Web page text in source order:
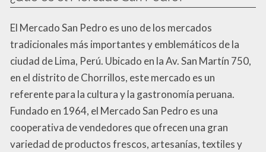
El Mercado San Pedro es uno de los mercados
tradicionales más importantes y emblemáticos de la
ciudad de Lima, Perú. Ubicado en la Av. San Martín 750,
en el distrito de Chorrillos, este mercado es un
referente para la cultura y la gastronomía peruana.
Fundado en 1964, el Mercado San Pedro es una
cooperativa de vendedores que ofrecen una gran
variedad de productos frescos, artesanías, textiles y